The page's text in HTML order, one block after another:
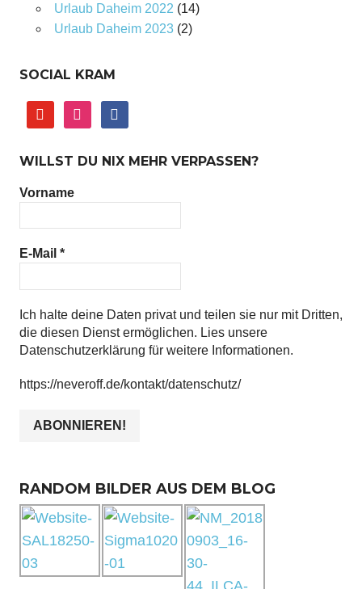
Urlaub Daheim 2022 (14)
Urlaub Daheim 2023(2)
SOCIAL KRAM
youtube instagramfacebook
WILLST DU NIX MEHR VERPASSEN?
Vorname
E-Mail *
Ich halte deine Daten privat und teilen sie nur mit Dritten,
die diesen Dienst ermöglichen. Lies unsere
Datenschutzerklärung für weitere Informationen.
https://neveroff.de/kontakt/datenschutz/
RANDOM BILDER AUS DEM BLOG